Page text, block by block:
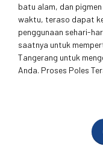
batu alam, dan
waktu, teraso dapat
penggunaan sehari-
saatnya untuk
Tangerang untuk
Anda. Proses Poles